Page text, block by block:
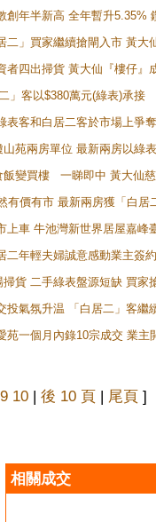
創年半新高 全年暫升5.35%
二」買家繼續搶閘入市 黃
者四出掃貨 黃大仙『樓仔
」客以$380萬元(綠表)承接
表客和白居二客於市場上
苑兩房單位 最新兩房以綠
變買樓 一睇即中 黃大仙
有價有市 最新兩房獲「白居
上車 牛池灣新世界居屋嘉峰
二年輕夫婦誠意感動業主簽
貨 二手綠表盤源短缺 買
投氣氛升温 「白居二」客
苑一個月內錄10宗成交 業
9 10 | 後 10 頁 | 尾頁 ]
相關成交